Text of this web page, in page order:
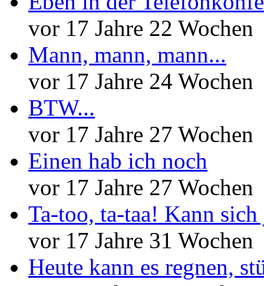
vor 17 Jahre 22 Wochen
Mann, mann, mann...
vor 17 Jahre 24 Wochen
BTW...
vor 17 Jahre 27 Wochen
Einen hab ich noch
vor 17 Jahre 27 Wochen
Ta-too, ta-taa! Kann
vor 17 Jahre 31 Wochen
Heute kann es regnen,